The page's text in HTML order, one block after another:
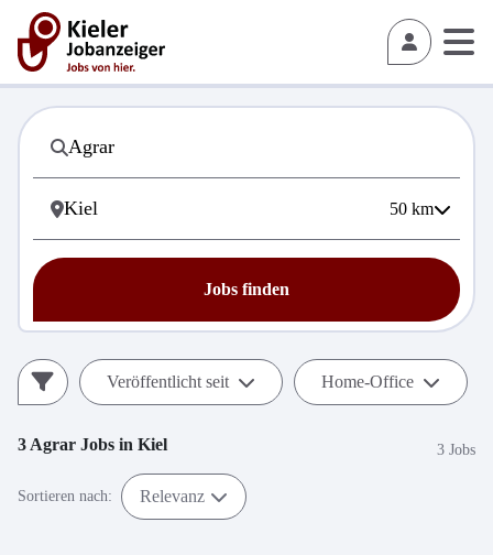
50 km
Jobs finden
Veröffentlicht seit Home-Office
3 Agrar Jobs in Kiel 3 Jobs
Sortieren nach: Relevanz